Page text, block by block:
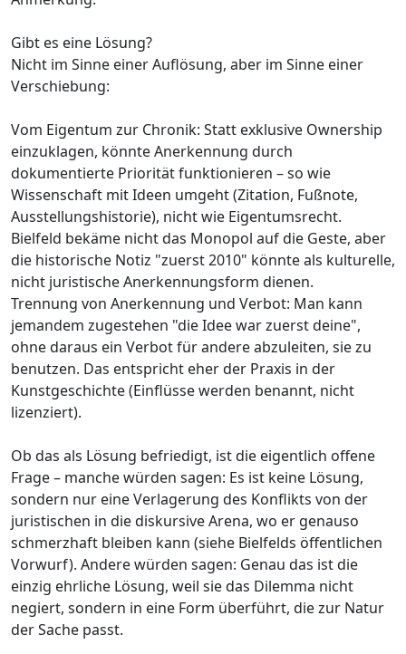
Gibt es eine Lösung?
Nicht im Sinne einer Auflösung, aber im Sinne einer
Verschiebung:
Vom Eigentum zur Chronik: Statt exklusive Ownership
einzuklagen, könnte Anerkennung durch
dokumentierte Priorität funktionieren – so wie
Wissenschaft mit Ideen umgeht (Zitation, Fußnote,
Ausstellungshistorie), nicht wie Eigentumsrecht.
Bielfeld bekäme nicht das Monopol auf die Geste, aber
die historische Notiz "zuerst 2010" könnte als kulturelle,
nicht juristische Anerkennungsform dienen.
Trennung von Anerkennung und Verbot: Man kann
jemandem zugestehen "die Idee war zuerst deine",
ohne daraus ein Verbot für andere abzuleiten, sie zu
benutzen. Das entspricht eher der Praxis in der
Kunstgeschichte (Einflüsse werden benannt, nicht
lizenziert).
Ob das als Lösung befriedigt, ist die eigentlich offene
Frage – manche würden sagen: Es ist keine Lösung,
sondern nur eine Verlagerung des Konflikts von der
juristischen in die diskursive Arena, wo er genauso
schmerzhaft bleiben kann (siehe Bielfelds öffentlichen
Vorwurf). Andere würden sagen: Genau das ist die
einzig ehrliche Lösung, weil sie das Dilemma nicht
negiert, sondern in eine Form überführt, die zur Natur
der Sache passt.